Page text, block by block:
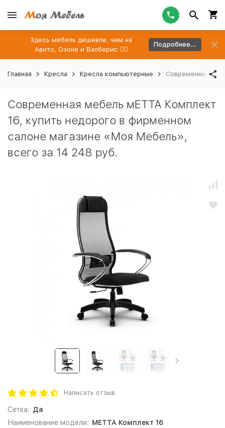
Здесь мебель дешевле, чем на
Авито, Озоне и Валберис 👉🏻
Подробнее...
Главная Кресла Кресла компьютерные Современная
Современная мебель мЕТТА Комплект
16, купить недорого в фирменном
салоне магазине «Моя Мебель»,
всего за 14 248 руб.
Написать отзыв
Сетка: Да
Наименование модели: МЕТТА Комплект 16